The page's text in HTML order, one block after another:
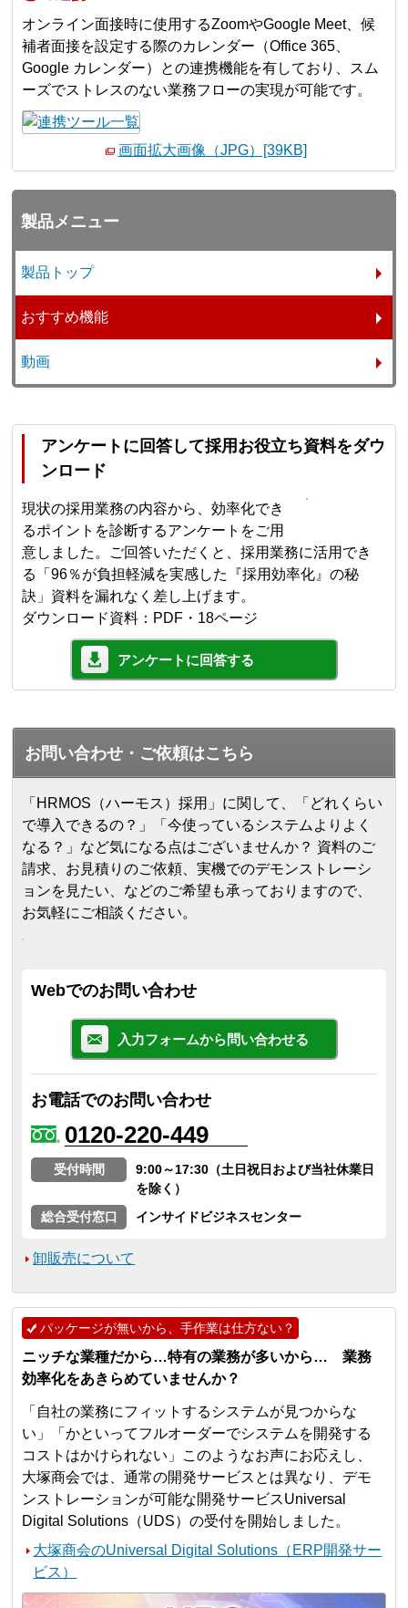
オンライン面接時に使用するZoomやGoogle Meet、候
補者面接を設定する際のカレンダー（Office 365、
Google カレンダー）との連携機能を有しており、スム
ーズでストレスのない業務フローの実現が可能です。
画面拡大画像（JPG）[39KB]
製品メニュー
製品トップ
おすすめ機能
動画
アンケートに回答して採用お役立ち資料をダウ
ンロード
現状の採用業務の内容から、効率化でき
るポイントを診断するアンケートをご用
意しました。ご回答いただくと、採用業務に活用でき
る「96％が負担軽減を実感した『採用効率化』の秘
訣」資料を漏れなく差し上げます。
ダウンロード資料：PDF・18ページ
アンケートに回答する
お問い合わせ・ご依頼はこちら
「HRMOS（ハーモス）採用」に関して、「どれくらい
で導入できるの？」「今使っているシステムよりよく
なる？」など気になる点はございませんか？ 資料のご
請求、お見積りのご依頼、実機でのデモンストレーシ
ョンを見たい、などのご希望も承っておりますので、
お気軽にご相談ください。
Webでのお問い合わせ
入力フォームから問い合わせる
お電話でのお問い合わせ
0120-220-449
受付時間
9:00～17:30（土日祝日および当社休業日
を除く）
総合受付窓口
インサイドビジネスセンター
卸販売について
パッケージが無いから、手作業は仕方ない？
ニッチな業種だから…特有の業務が多いから… 業務
効率化をあきらめていませんか？
「自社の業務にフィットするシステムが見つからな
い」「かといってフルオーダーでシステムを開発する
コストはかけられない」このようなお声にお応えし、
大塚商会では、通常の開発サービスとは異なり、デモ
ンストレーションが可能な開発サービスUniversal
Digital Solutions（UDS）の受付を開始しました。
大塚商会のUniversal Digital Solutions（ERP開発サー
ビス）